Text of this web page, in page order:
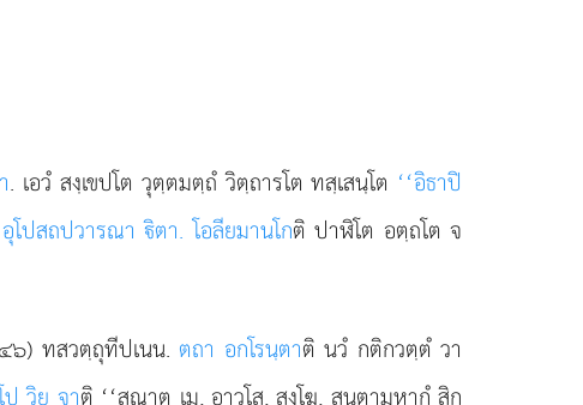
. เอวํ สงฺเขปโต วุตฺตมตฺถํ วิตฺถารโต ทสฺเสนฺโต ‘‘อิธาปิ
อุโปสถปวารณา ิตา. โอลียมานโกติ ปาฬิโต อตฺถโต จ
๖) ทสวตฺถุทีปเนน. ตถา อกโรนฺตาติ นวํ กติกวตฺตํ วา
วิย จาติ ‘‘สุณาตุ เม, อาวุโส, สงฺโฆ, สนฺตามฺหากํ สิกฺ